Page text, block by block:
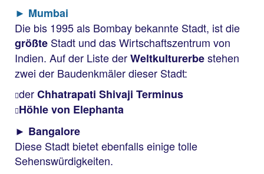
► Mumbai
Die bis 1995 als Bombay bekannte Stadt, ist die
größte Stadt und das Wirtschaftszentrum von
Indien. Auf der Liste derWeltkulturerbestehen
zwei der Baudenkmäler dieser Stadt:
derChhatrapati Shivaji Terminus
Höhle von Elephanta
► Bangalore
Diese Stadt bietet ebenfalls einige tolle
Sehenswürdigkeiten.